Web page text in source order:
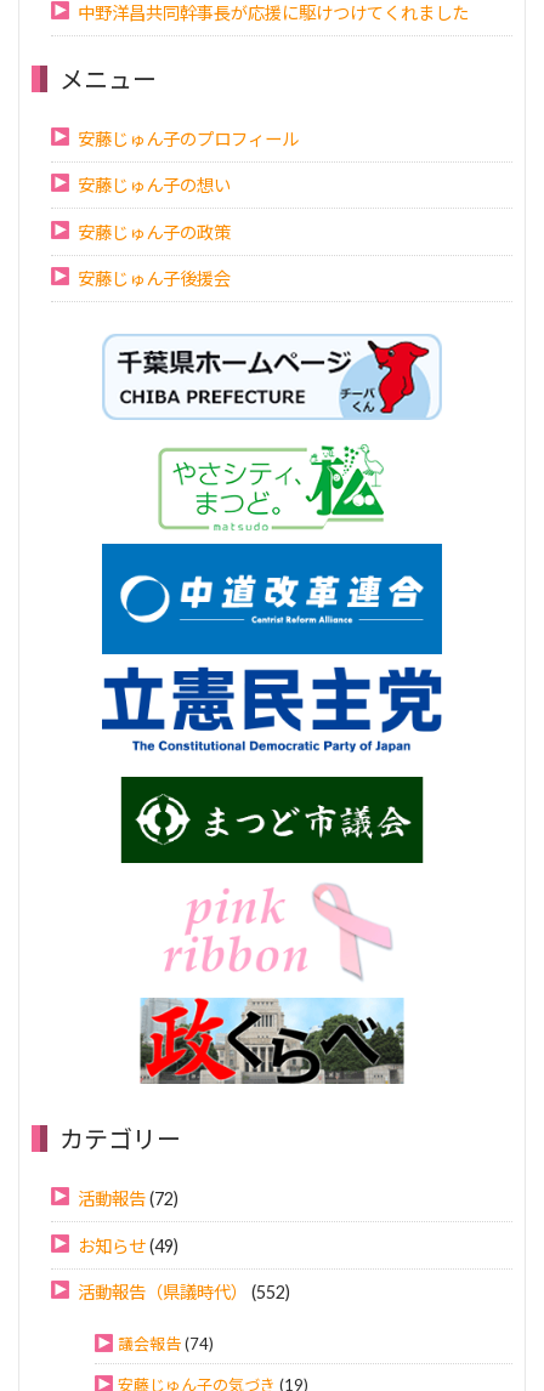
中野洋昌共同幹事長が応援に駆けつけてくれました
メニュー
安藤じゅん子のプロフィール
安藤じゅん子の想い
安藤じゅん子の政策
安藤じゅん子後援会
カテゴリー
活動報告(72)
お知らせ(49)
活動報告（県議時代） (552)
議会報告(74)
安藤じゅん子の気づき (19)